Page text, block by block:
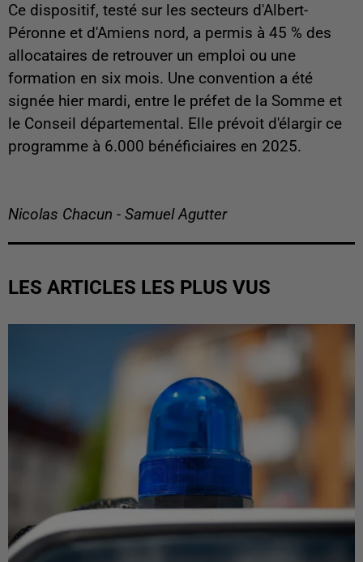
Ce dispositif, testé sur les secteurs d'Albert-
Péronne et d'Amiens nord, a permis à 45 % des
allocataires de retrouver un emploi ou une
formation en six mois. Une convention a été
signée hier mardi, entre le préfet de la Somme et
le Conseil départemental. Elle prévoit d'élargir ce
programme à 6.000 bénéficiaires en 2025.
Nicolas Chacun - Samuel Agutter
LES ARTICLES LES PLUS VUS